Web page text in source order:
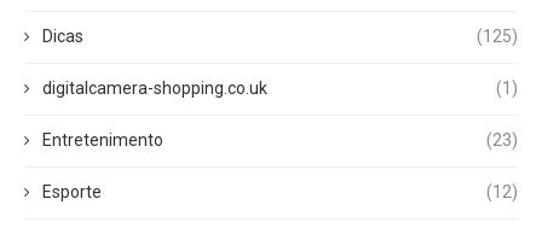
Dicas (125)
digitalcamera-shopping.co.uk (1)
Entretenimento (23)
Esporte (12)